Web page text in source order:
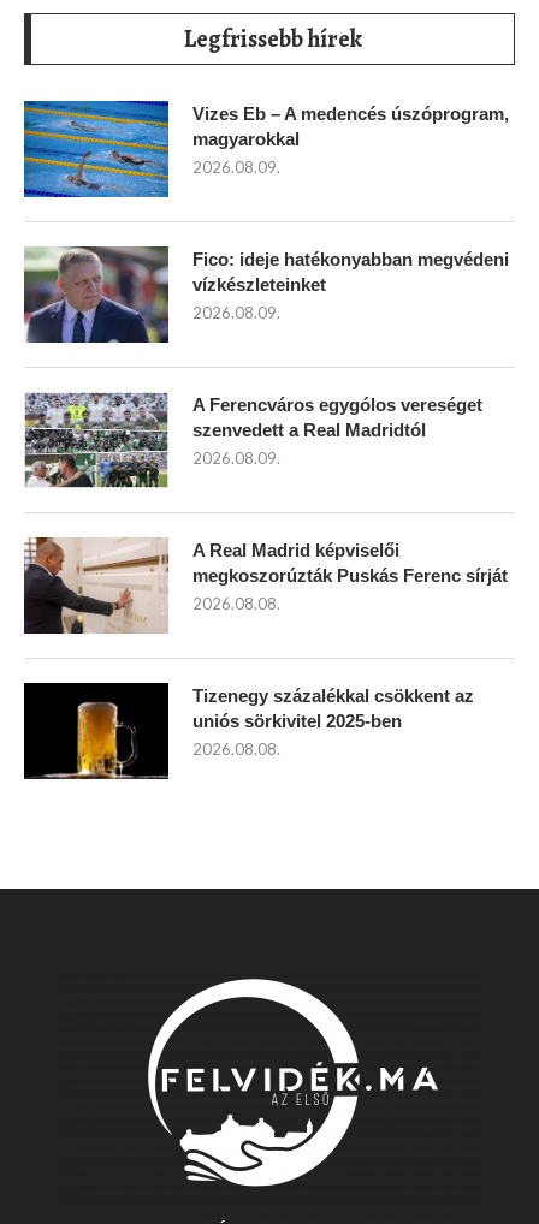
Legfrissebb hírek
Vizes Eb – A medencés úszóprogram,
magyarokkal
2026.08.09.
Fico: ideje hatékonyabban megvédeni
vízkészleteinket
2026.08.09.
A Ferencváros egygólos vereséget
szenvedett a Real Madridtól
2026.08.09.
A Real Madrid képviselői
megkoszorúzták Puskás Ferenc sírját
2026.08.08.
Tizenegy százalékkal csökkent az
uniós sörkivitel 2025-ben
2026.08.08.